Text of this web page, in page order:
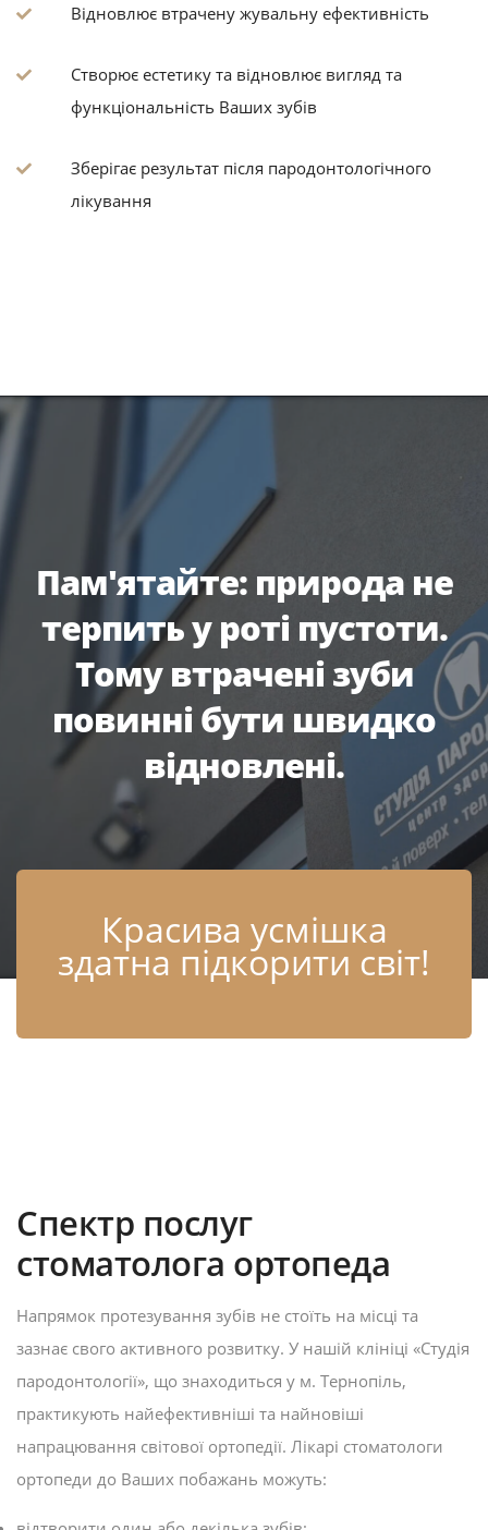
Відновлює втрачену жувальну ефективність
Створює естетику та відновлює вигляд та
функціональність Ваших зубів
Зберігає результат після пародонтологічного
лікування
Пам'ятайте: природа не
терпить у роті пустоти.
Тому втрачені зуби
повинні бути швидко
відновлені.
Красива усмішка
здатна підкорити світ!
Спектр послуг
стоматолога ортопеда
Напрямок протезування зубів не стоїть на місці та
зазнає свого активного розвитку. У нашій клініці «‎Студія
пародонтології», що знаходиться у м. Тернопіль,
практикують найефективніші та найновіші
напрацювання світової ортопедії. Лікарі стоматологи
ортопеди до Ваших побажань можуть: